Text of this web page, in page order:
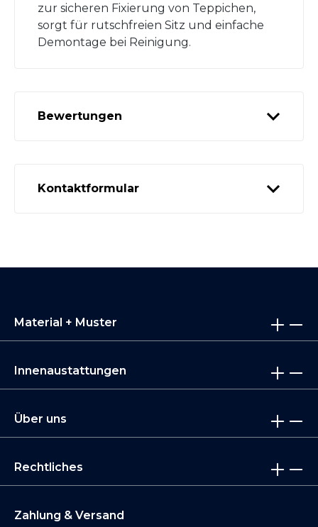
zur sicheren Fixierung von Teppichen,
sorgt für rutschfreien Sitz und einfache
Demontage bei Reinigung.
Bewertungen
Kontaktformular
Material + Muster
Innenaustattungen
Über uns
Rechtliches
Zahlung & Versand